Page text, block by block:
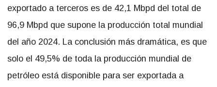
exportado a terceros es de 42,1 Mbpd del total de
96,9 Mbpd que supone la producción total mundial
del año 2024. La conclusión más dramática, es que
solo el 49,5% de toda la producción mundial de
petróleo está disponible para ser exportada a